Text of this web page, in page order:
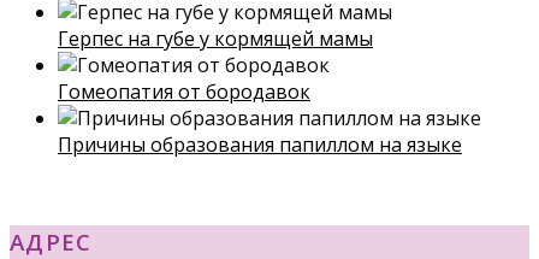
Герпес на губе у кормящей мамы
Гомеопатия от бородавок
Причины образования папиллом на языке
АДРЕС